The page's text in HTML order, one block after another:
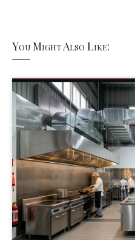
You Might Also Like: